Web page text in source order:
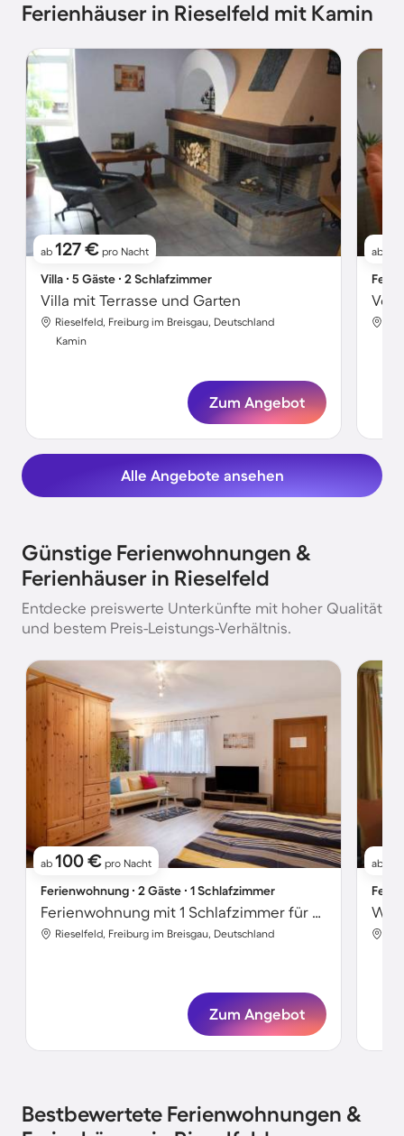
Ferienhäuser in Rieselfeld mit Kamin
ab 127 € pro Nacht
Villa ∙ 5 Gäste ∙ 2 Schlafzimmer
Villa mit Terrasse und Garten
Rieselfeld, Freiburg im Breisgau, Deutschland
Kamin
Zum Angebot
ab
Alle Angebote ansehen
Günstige Ferienwohnungen &
Ferienhäuser in Rieselfeld
Entdecke preiswerte Unterkünfte mit hoher Qualität
und bestem Preis-Leistungs-Verhältnis.
ab 100 € pro Nacht
Ferienwohnung ∙ 2 Gäste ∙ 1 Schlafzimmer
Ferienwohnung mit 1 Schlafzimmer für 2 Personen
Rieselfeld, Freiburg im Breisgau, Deutschland
Zum Angebot
ab
Bestbewertete Ferienwohnungen &